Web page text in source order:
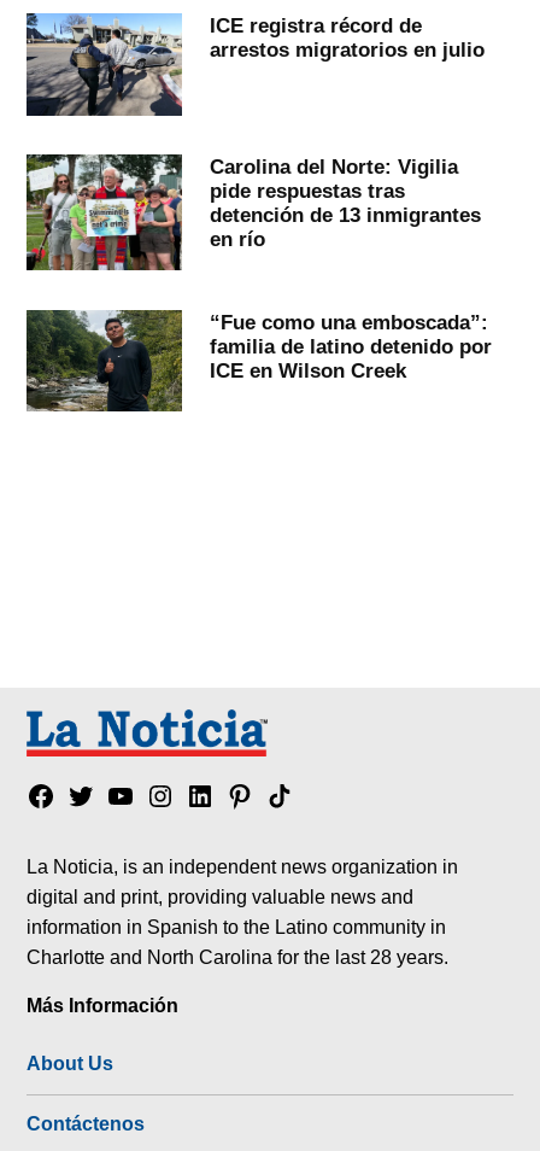
ICE registra récord de
arrestos migratorios en julio
Carolina del Norte: Vigilia
pide respuestas tras
detención de 13 inmigrantes
en río
“Fue como una emboscada”:
familia de latino detenido por
ICE en Wilson Creek
Facebook
TwitterYouTubeInstagram
LinkedinPinterest
Tik
La Noticia, is an independent news organization in
digital and print, providing valuable news and
information in Spanish to the Latino community in
Charlotte and North Carolina for the last 28 years.
Más Información
About Us
Contáctenos